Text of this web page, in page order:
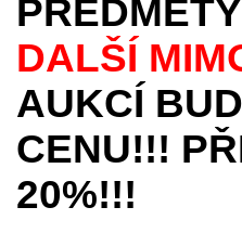
PŘEDMĚTY
DALŠÍ
AUKCÍ
CENU!!!
20%!!!